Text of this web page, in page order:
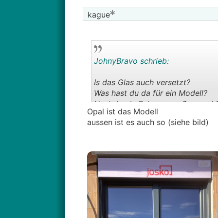
kague
JohnyBravo schrieb:
Is das Glas auch versetzt?
Was hast du da für ein Modell?
Hast du ein Foto von außen
Normal ist das sicher nicht, das
Opal ist das Modell
aussen ist es auch so (siehe bild)